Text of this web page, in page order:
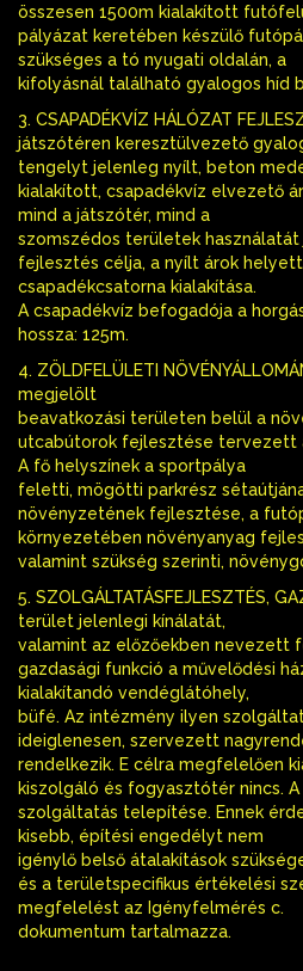
összesen 1500m kialakított
pályázat keretében készülő
szükséges a tó nyugati oldalán, a
kifolyásnál található gyalogos híd
3. CSAPADÉKVÍZ HÁLÓZAT
játszótéren keresztülvezető
tengelyt jelenleg nyílt, beton
kialakított, csapadékvíz elvezető
mind a játszótér, mind a
szomszédos területek
fejlesztés célja, a nyílt árok
csapadékcsatorna kialakítása.
A csapadékvíz befogadója a
hossza: 125m.
4. ZÖLDFELÜLETI
megjelölt
beavatkozási területen belül a
utcabútorok fejlesztése tervezett
A fő helyszínek a sportpálya
feletti, mögötti parkrész
növényzetének fejlesztése, a
környezetében növényanyag
valamint szükség szerinti,
5. SZOLGÁLTATÁSFEJLESZTÉS,
terület jelenlegi kínálatát,
valamint az előzőekben nevezett
gazdasági funkció a művelődési
kialakítandó vendéglátóhely,
büfé. Az intézmény ilyen
ideiglenesen, szervezett
rendelkezik. E célra megfelelően
kiszolgáló és fogyasztótér nincs.
szolgáltatás telepítése. Ennek
kisebb, építési engedélyt nem
igénylő belső átalakítások
és a területspecifikus értékelési
megfelelést az Igényfelmérés c.
dokumentum tartalmazza.